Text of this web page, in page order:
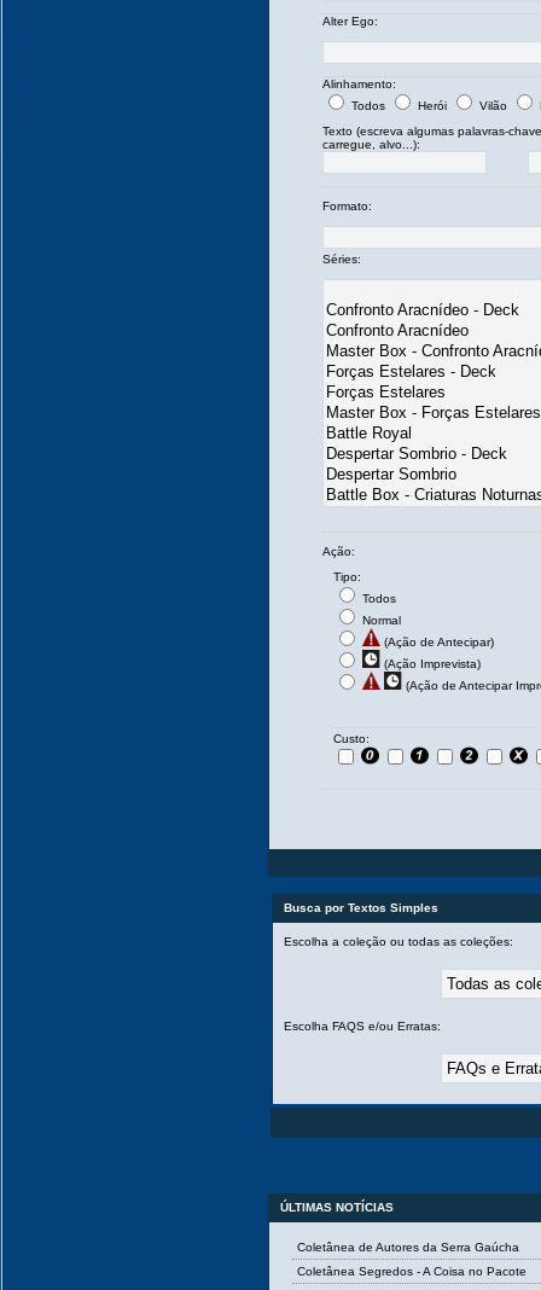
Alter Ego:
Alinhamento:
Todos
Herói Vilão
Texto (escreva algumas palavras-
carregue, alvo...):
Formato:
Séries:
Ação:
Tipo:
Todos
Normal
(Ação de Antecipar)
(Ação Imprevista)
(Ação de Antecipar
Custo:
Busca por Textos Simples
Escolha a coleção ou todas as coleções:
Escolha FAQS e/ou Erratas:
ÚLTIMAS NOTÍCIAS
Coletânea de Autores da Serra Gaúcha
Coletânea Segredos - A Coisa no Pacote